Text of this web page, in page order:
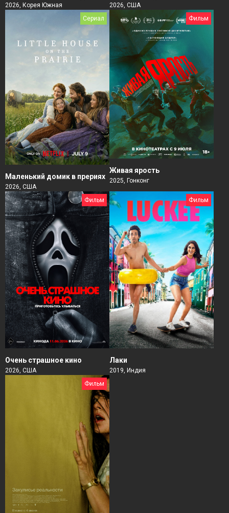
2026, Корея Южная
2026, США
Сериал
Маленький домик в прериях
2026, США
Фильм
Живая ярость
2025, Гонконг
Фильм
Очень страшное кино
2026, США
Фильм
Лаки
2019, Индия
Фильм